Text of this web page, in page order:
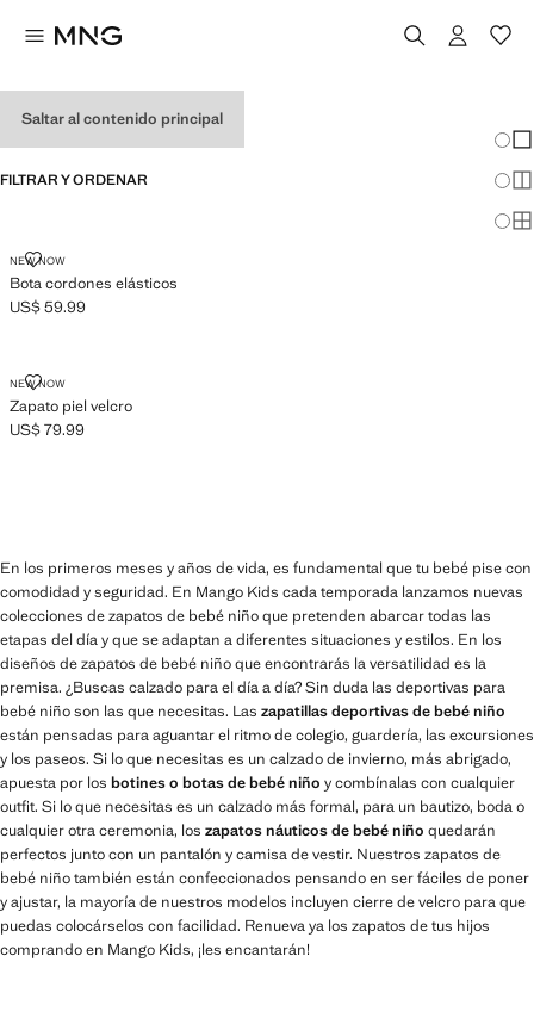
Saltar al contenido principal
FILTRAR Y ORDENAR
NEW NOW
Bota cordones elásticos
BOTA CORDONES ELÁSTICOS
Precio actual [US$ 59.99 ]
US$ 59.99
NEW NOW
Zapato piel velcro
ZAPATO PIEL VELCRO
Precio actual [US$ 79.99 ]
US$ 79.99
En los primeros meses y años de vida, es fundamental que tu bebé pise con
comodidad y seguridad. En Mango Kids cada temporada lanzamos nuevas
colecciones de zapatos de bebé niño que pretenden abarcar todas las
etapas del día y que se adaptan a diferentes situaciones y estilos. En los
diseños de zapatos de bebé niño que encontrarás la versatilidad es la
premisa. ¿Buscas calzado para el día a día? Sin duda las deportivas para
bebé niño son las que necesitas. Las zapatillas deportivas de bebé niño
están pensadas para aguantar el ritmo de colegio, guardería, las excursiones
y los paseos. Si lo que necesitas es un calzado de invierno, más abrigado,
apuesta por los botines o botas de bebé niño y combínalas con cualquier
outfit. Si lo que necesitas es un calzado más formal, para un bautizo, boda o
cualquier otra ceremonia, los zapatos náuticos de bebé niño quedarán
perfectos junto con un pantalón y camisa de vestir. Nuestros zapatos de
bebé niño también están confeccionados pensando en ser fáciles de poner
y ajustar, la mayoría de nuestros modelos incluyen cierre de velcro para que
puedas colocárselos con facilidad. Renueva ya los zapatos de tus hijos
comprando en Mango Kids, ¡les encantarán!